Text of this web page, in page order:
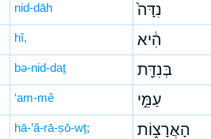
nid-dāh נִדָּה֙
hî, הִ֔יא
bə-nid-daṯ בְּנִדַּ֖ת
‘am-mê עַמֵּ֣י
hā-’ă-rā-ṣō-wṯ; הָאֲרָצ֑וֹת